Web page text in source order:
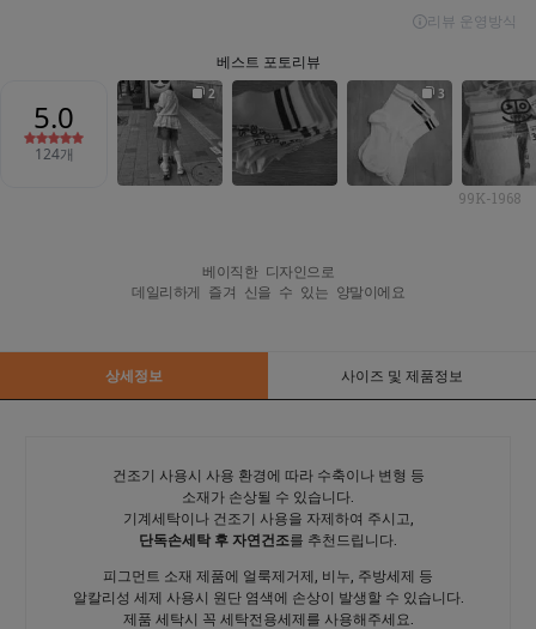
99K-1968
베이직한 디자인으로
데일리하게 즐겨 신을 수 있는 양말이에요
상세정보 사이즈 및 제품정보
건조기 사용시 사용 환경에 따라 수축이나 변형 등
소재가 손상될 수 있습니다.
기계세탁이나 건조기 사용을 자제하여 주시고,
단독손세탁 후 자연건조를 추천드립니다.
피그먼트 소재 제품에 얼룩제거제, 비누, 주방세제 등
알칼리성 세제 사용시 원단 염색에 손상이 발생할 수 있습니다.
제품 세탁시 꼭 세탁전용세제를 사용해주세요.